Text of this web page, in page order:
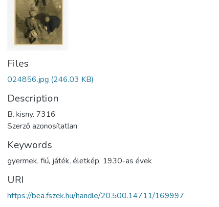
Files
024856.jpg (246.03 KB)
Description
B. kisny. 7316
Szerző azonosítatlan
Keywords
gyermek, fiú, játék, életkép, 1930-as évek
URI
https://bea.fszek.hu/handle/20.500.14711/169997